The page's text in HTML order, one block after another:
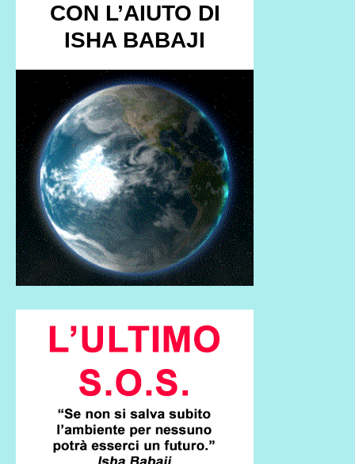
CON L’AIUTO DI
ISHA BABAJI